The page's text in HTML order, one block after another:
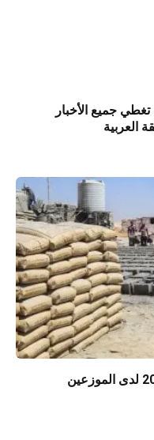
تغطي جميع الأخبار
العربية